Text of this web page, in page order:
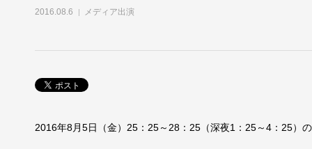
2016.08.6 メディア出演
2016年8月5日（金）25：25～28：25（深夜1：25～4：25）の